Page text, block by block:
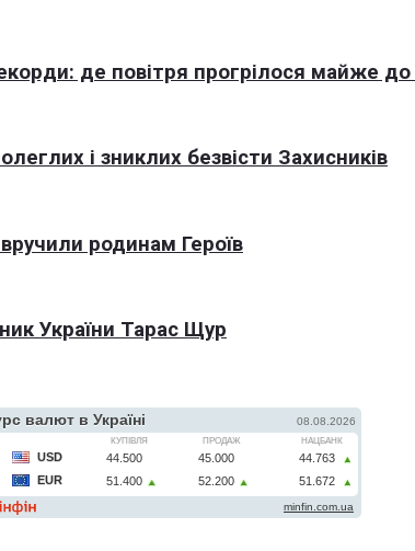
де повітря прогрілося майже до
і зниклих безвісти Захисників
родинам Героїв
України Тарас Щур